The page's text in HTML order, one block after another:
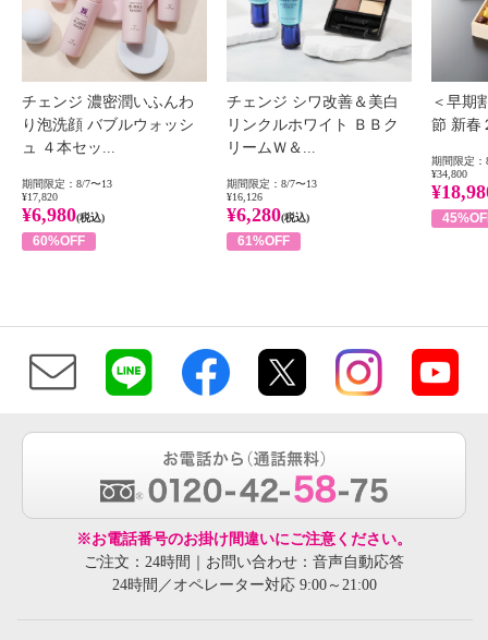
チェンジ 濃密潤いふんわ
り泡洗顔 バブルウォッシ
ュ ４本セッ...
期間限定：8/7〜13
¥17,820
¥6,980(税込)
60%OFF
チェンジ シワ改善＆美白
リンクルホワイト ＢＢク
リームＷ＆...
期間限定：8/7〜13
¥16,126
¥6,280(税込)
61%OFF
＜早期
節 新春
期間限定：
¥34,800
※お電話番号のお掛け間違いにご注意ください。
ご注文：24時間｜お問い合わせ：音声自動応答
24時間／オペレーター対応 9:00～21:00